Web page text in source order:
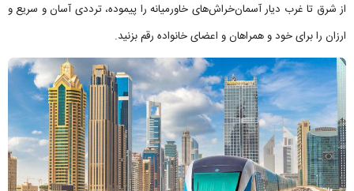
از شرق تا غرب دیار آسمان‌خراش‌های خاورمیانه را پیموده، ترددی آسان و سریع و
ارزان را برای خود و همراهان و اعضای خانواده رقم بزنید.